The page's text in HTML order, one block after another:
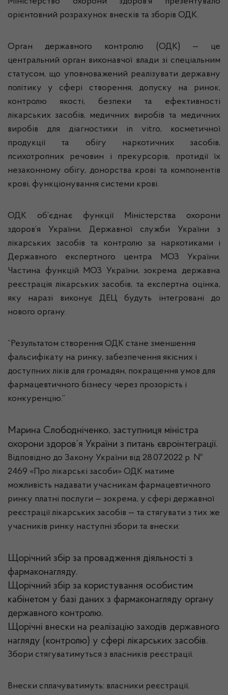
орієнтовний розрахунок внесків та зборів ОДК.
Орган державного контролю (ОДК) — це
центральний орган виконавчої влади зі спеціальним
статусом, що уповноважений реалізувати державну
політику у сфері створення, допуску на ринок,
контролю якості, безпеки та ефективності
лікарських засобів, медичних виробів та медичних
виробів для діагностики in vitro, косметичної
продукції та обігу наркотичних засобів,
психотропних речовин і прекурсорів, протидії їх
незаконному обігу, донорства крові та компонентів
крові, функціонування системи крові.
ОДК об’єднає функції Міністерства охорони
здоров’я України, Державної служби України з
лікарських засобів та контролю за наркотиками і
Державного експертного центра МОЗ України.
Частина функцій МОЗ України, зокрема державна
реєстрація лікарських засобів, та експертна оцінка,
яку наразі виконує ДЕЦ будуть інтегровані до
нового органу.
“Результатом створення ОДК стане зменшення
фальсифікату на ринку, забезпечення якісних і
доступних ліків для громадян, покращення умов для
фармацевтичного бізнесу через прозорість і
конкуренцію.”
Марина Слободніченко, заступниця міністра
охорони здоров’я України з питань євроінтеграції.
Відповідно до Закону України від 28.07.2022 р. №
2469 «Про лікарські засоби» ОДК матиме
можливість надавати учасникам фармацевтичного
ринку платні послуги — зокрема, у сфері державної
реєстрації лікарських засобів — та стягувати з тих же
учасників ринку наступні збори та внески:
Щорічний збір за провадження діяльності з
фармаконагляду.
Щорічний збір за користування особистим
кабінетом у базі даних з фармаконагляду органу
державного контролю.
Щорічні внески на реалізацію заходів державного
нагляду (контролю) у сфері лікарських засобів.
Збори стягуватимуться з власників реєстрації.
Внески сплачуватимуть: власники реєстрації,